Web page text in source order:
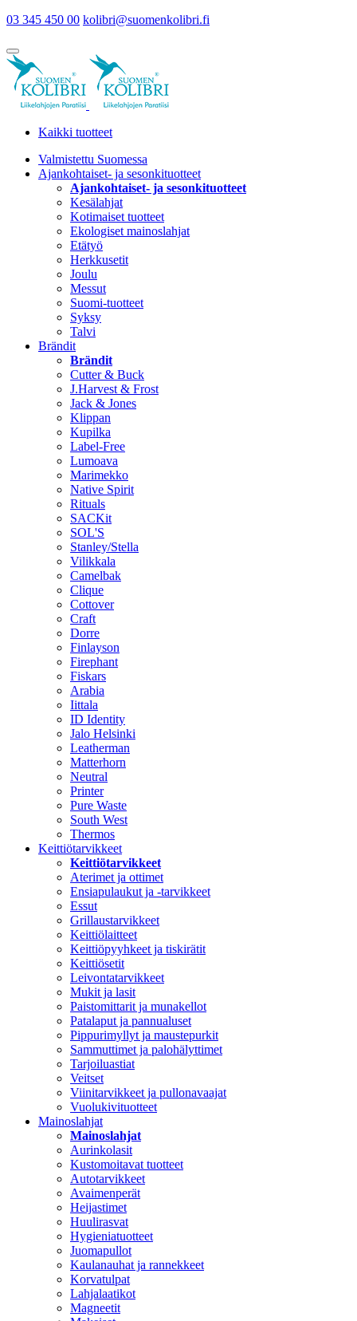
03 345 450 00 kolibri@suomenkolibri.fi
Kaikki tuotteet
Valmistettu Suomessa
Ajankohtaiset- ja sesonkituotteet
Ajankohtaiset- ja sesonkituotteet
Kesälahjat
Kotimaiset tuotteet
Ekologiset mainoslahjat
Etätyö
Herkkusetit
Joulu
Messut
Suomi-tuotteet
Syksy
Talvi
Brändit
Brändit
Cutter & Buck
J.Harvest & Frost
Jack & Jones
Klippan
Kupilka
Label-Free
Lumoava
Marimekko
Native Spirit
Rituals
SACKit
SOL'S
Stanley/Stella
Vilikkala
Camelbak
Clique
Cottover
Craft
Dorre
Finlayson
Firephant
Fiskars
Arabia
Iittala
ID Identity
Jalo Helsinki
Leatherman
Matterhorn
Neutral
Printer
Pure Waste
South West
Thermos
Keittiötarvikkeet
Keittiötarvikkeet
Aterimet ja ottimet
Ensiapulaukut ja -tarvikkeet
Essut
Grillaustarvikkeet
Keittiölaitteet
Keittiöpyyhkeet ja tiskirätit
Keittiösetit
Leivontatarvikkeet
Mukit ja lasit
Paistomittarit ja munakellot
Patalaput ja pannualuset
Pippurimyllyt ja maustepurkit
Sammuttimet ja palohälyttimet
Tarjoiluastiat
Veitset
Viinitarvikkeet ja pullonavaajat
Vuolukivituotteet
Mainoslahjat
Mainoslahjat
Aurinkolasit
Kustomoitavat tuotteet
Autotarvikkeet
Avaimenperät
Heijastimet
Huulirasvat
Hygieniatuotteet
Juomapullot
Kaulanauhat ja rannekkeet
Korvatulpat
Lahjalaatikot
Magneetit